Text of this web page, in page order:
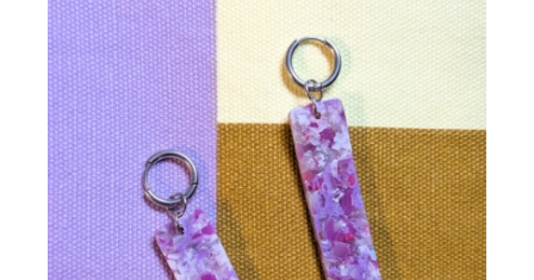
CHOIX DES OPTIONS
/
DÉTAILS